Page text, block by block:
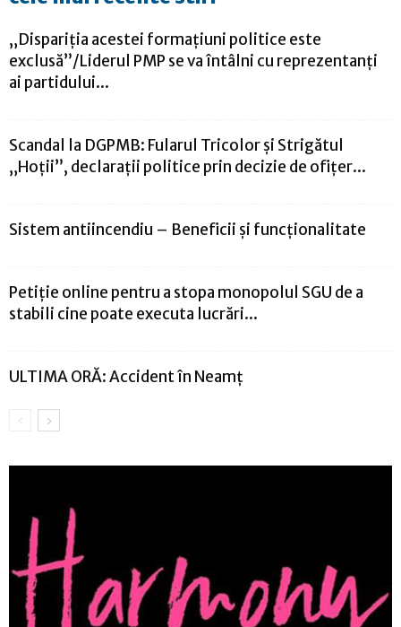
„Dispariţia acestei formaţiuni politice este
exclusă”/Liderul PMP se va întâlni cu reprezentanți
ai partidului...
Scandal la DGPMB: Fularul Tricolor și Strigătul
„Hoții”, declarații politice prin decizie de ofițer...
Sistem antiincendiu – Beneficii şi funcţionalitate
Petiție online pentru a stopa monopolul SGU de a
stabili cine poate executa lucrări...
ULTIMA ORĂ: Accident în Neamț